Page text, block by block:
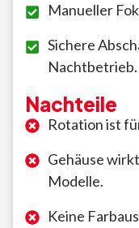
Manueller
Sichere
Nachtbetrieb.
Nachteile
Rotation ist
Gehäuse
Modelle.
Keine